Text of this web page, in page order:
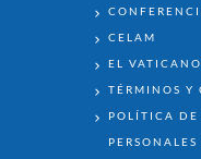
CELAM
EL VATICANO
TÉRMINOS Y
POLÍTICA DE
PERSONALES